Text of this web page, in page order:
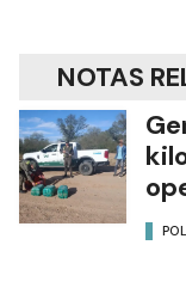
NOTAS